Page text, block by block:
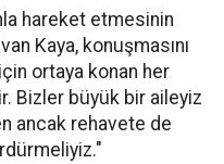
hareket etmesinin
Kaya, konuşmasını
ortaya konan her
Bizler büyük bir aileyiz
ancak rehavete de